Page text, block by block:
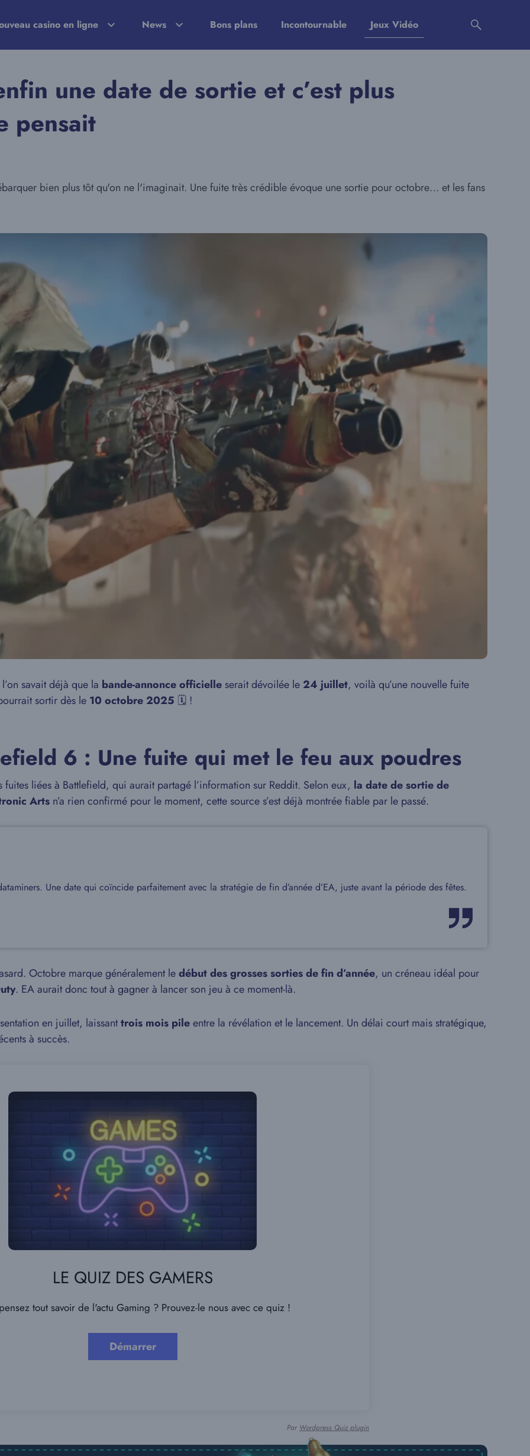
casino en ligne News Bons plans Incontournable Jeux Vidéo
une date de sortie et c’est plus
pensait
bien plus tôt qu'on ne l'imaginait. Une fuite très crédible évoque une sortie pour octobre… et les fans
savait déjà que la bande-annonce officielle serait dévoilée le 24 juillet, voilà qu’une nouvelle fuite
sortir dès le 10 octobre 2025 🗓️ !
6 : Une fuite qui met le feu aux poudres
fuites liées à Battlefield, qui aurait partagé l’information sur Reddit. Selon eux, la date de sortie de
Arts n’a rien confirmé pour le moment, cette source s’est déjà montrée fiable par le passé.
Une date qui coïncide parfaitement avec la stratégie de fin d’année d’EA, juste avant la période des fêtes.
Octobre marque généralement ledébut des grosses sorties de fin d’année, un créneau idéal pour
. EA aurait donc tout à gagner à lancer son jeu à ce moment-là.
en juillet, laissanttrois mois pileentre la révélation et le lancement. Un délai court mais stratégique,
à succès.
LE QUIZ DES GAMERS
tout savoir de l'actu Gaming ? Prouvez-le nous avec ce quiz !
Par Wordpress Quiz plugin